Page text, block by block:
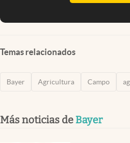
Temas relacionados
Bayer Agricultura Campo
Más noticias de Bayer